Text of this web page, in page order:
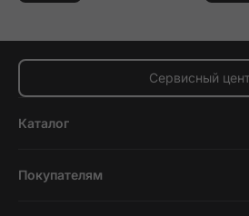
Сервисный
Каталог
Планшеты
Покупателям